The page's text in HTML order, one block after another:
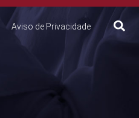
Aviso de Privacidade